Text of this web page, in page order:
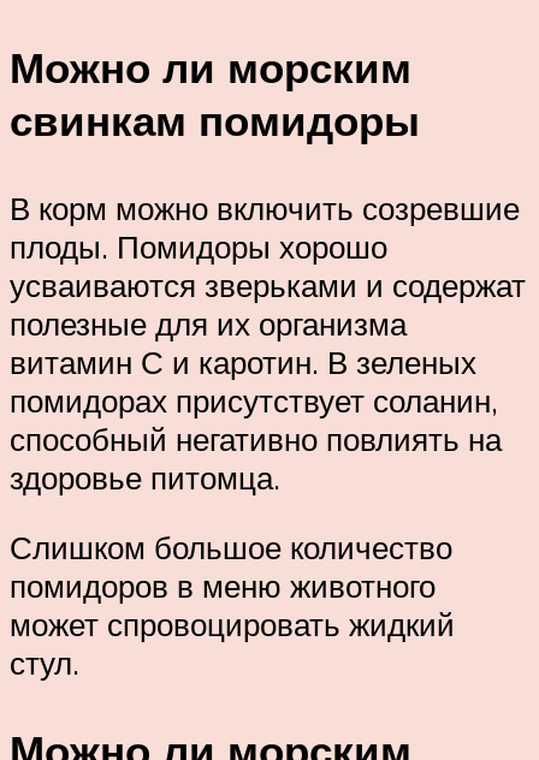
Можно ли морским
свинкам помидоры
В корм можно включить созревшие
плоды. Помидоры хорошо
усваиваются зверьками и содержат
полезные для их организма
витамин С и каротин. В зеленых
помидорах присутствует соланин,
способный негативно повлиять на
здоровье питомца.
Слишком большое количество
помидоров в меню животного
может спровоцировать жидкий
стул.